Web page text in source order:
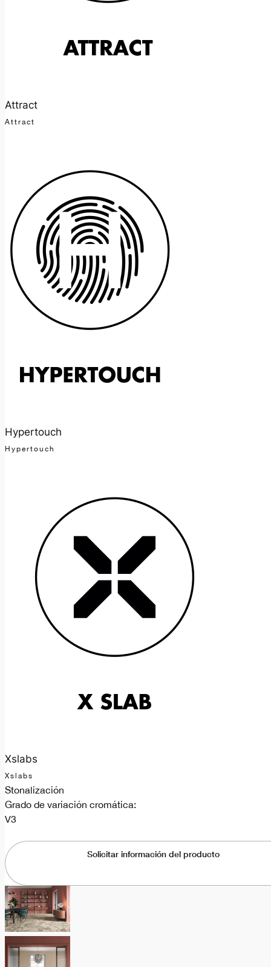
Attract
Attract
Hypertouch
Hypertouch
Xslabs
Xslabs
Stonalización
Grado de variación cromática:
V3
Solicitar información del producto